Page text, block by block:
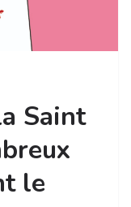
Saint
le